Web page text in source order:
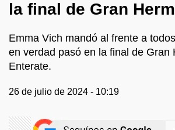
la final de Gran
Emma Vich mandó al frente a
en verdad pasó en la final de Gran
Enterate.
26 de julio de 2024 - 10:19